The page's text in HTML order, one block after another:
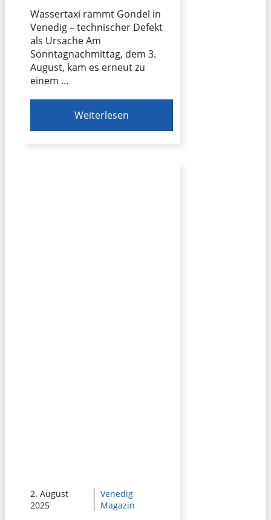
Wassertaxi rammt Gondel in
Venedig – technischer Defekt
als Ursache Am
Sonntagnachmittag, dem 3.
August, kam es erneut zu
einem …
Weiterlesen
2. August
2025
Venedig
Magazin